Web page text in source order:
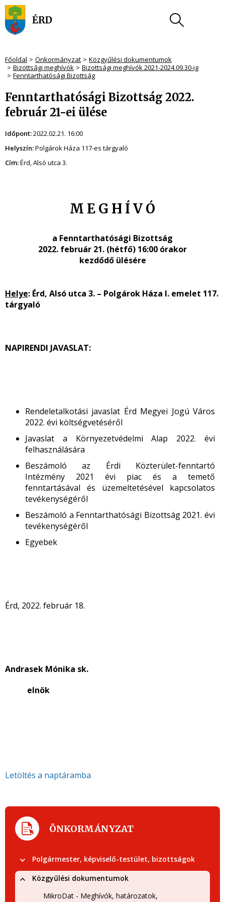
Főoldal Önkormányzat
Közgyűlési dokumentumok
Bizottsági meghívók
Bizottsági meghívók 2021-2024.09.30-ig
Fenntarthatósági Bizottság
Fenntarthatósági Bizottság 2022.
február 21-ei ülése
Időpont:2022.02.21. 16:00
Helyszín:Polgárok Háza 117-es tárgyaló
Cím:Érd,Alsó utca 3.
M E G H Í V Ó
a Fenntarthatósági Bizottság
2022. február 21. (hétfő) 16:00 órakor
kezdődő ülésére
Helye: Érd, Alsó utca 3. – Polgárok Háza I. emelet 117.
tárgyaló
NAPIRENDI JAVASLAT:
Rendeletalkotási javaslat Érd Megyei Jogú Város
2022. évi költségvetéséről
Javaslat a Környezetvédelmi Alap 2022. évi
felhasználására
Beszámoló az Érdi Közterület-fenntartó
Intézmény 2021 évi piac és a temető
fenntartásával és üzemeltetésével kapcsolatos
tevékenységéről
Beszámoló a Fenntarthatósági Bizottság 2021. évi
tevékenységéről
Egyebek
Érd, 2022. február 18.
Andrasek Mónika sk.
elnök
Letöltés a naptáramba
ÖNKORMÁNYZAT
Polgármester, képviselő-testület, bizottságok
Közgyűlési dokumentumok
MikroDat - Meghívók, határozatok,